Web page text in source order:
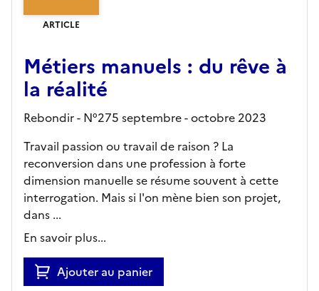
ARTICLE
Métiers manuels : du rêve à
la réalité
Rebondir - N°275 septembre - octobre 2023
Travail passion ou travail de raison ? La
reconversion dans une profession à forte
dimension manuelle se résume souvent à cette
interrogation. Mais si l'on mène bien son projet,
dans ...
En savoir plus...
Ajouter au panier